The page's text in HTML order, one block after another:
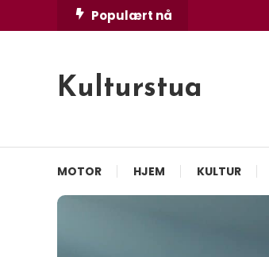
To
Populært nå
Kulturstua
MOTOR HJEM KULTUR